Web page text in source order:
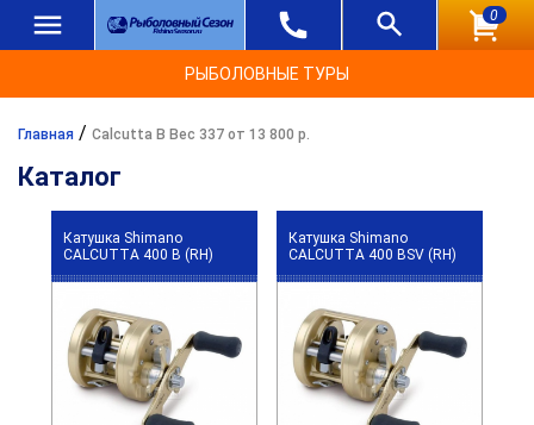
0
РЫБОЛОВНЫЕ ТУРЫ
Главная / Calcutta B Вес 337 от 13 800 р.
Каталог
Катушка Shimano
CALCUTTA 400 B (RH)
Катушка Shimano
CALCUTTA 400 BSV (RH)